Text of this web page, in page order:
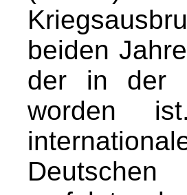
beiden
der in der
worden